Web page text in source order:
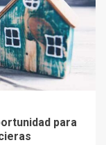
para